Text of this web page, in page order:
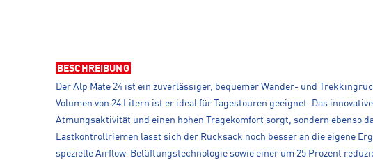
BESCHREIBUNG
Der Alp Mate 24 ist ein zuverlässiger, bequemer Wander- und
Volumen von 24 Litern ist er ideal für Tagestouren geeignet. Das
Atmungsaktivität und einen hohen Tragekomfort sorgt, sondern ebenso
Lastkontrollriemen lässt sich der Rucksack noch besser an die eigene
spezielle Airflow-Belüftungstechnologie sowie einer um 25 Prozent